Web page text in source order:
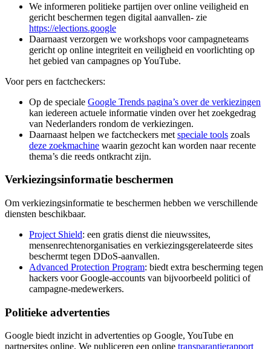
We informeren politieke partijen over online veiligheid en
gericht beschermen tegen digital aanvallen- zie
https://elections.google
Daarnaast verzorgen we workshops voor campagneteams
gericht op online integriteit en veiligheid en voorlichting op
het gebied van campagnes op YouTube.
Voor pers en factcheckers:
Op de speciale Google Trends pagina’s over de verkiezingen
kan iedereen actuele informatie vinden over het zoekgedrag
van Nederlanders rondom de verkiezingen.
Daarnaast helpen we factcheckers met speciale tools zoals
deze zoekmachine waarin gezocht kan worden naar recente
thema’s die reeds ontkracht zijn.
Verkiezingsinformatie beschermen
Om verkiezingsinformatie te beschermen hebben we verschillende
diensten beschikbaar.
Project Shield: een gratis dienst die nieuwssites,
mensenrechtenorganisaties en verkiezingsgerelateerde sites
beschermt tegen DDoS-aanvallen.
Advanced Protection Program: biedt extra bescherming tegen
hackers voor Google-accounts van bijvoorbeeld politici of
campagne-medewerkers.
Politieke advertenties
Google biedt inzicht in advertenties op Google, YouTube en
partnersites online. We publiceren een online transparantierapport